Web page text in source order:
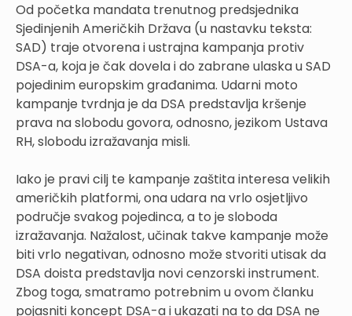
Od početka mandata trenutnog predsjednika
Sjedinjenih Američkih Država (u nastavku teksta:
SAD) traje otvorena i ustrajna kampanja protiv
DSA-a, koja je čak dovela i do zabrane ulaska u SAD
pojedinim europskim građanima. Udarni moto
kampanje tvrdnja je da DSA predstavlja kršenje
prava na slobodu govora, odnosno, jezikom Ustava
RH, slobodu izražavanja misli.
Iako je pravi cilj te kampanje zaštita interesa velikih
američkih platformi, ona udara na vrlo osjetljivo
područje svakog pojedinca, a to je sloboda
izražavanja. Nažalost, učinak takve kampanje može
biti vrlo negativan, odnosno može stvoriti utisak da
DSA doista predstavlja novi cenzorski instrument.
Zbog toga, smatramo potrebnim u ovom članku
pojasniti koncept DSA-a i ukazati na to da DSA ne